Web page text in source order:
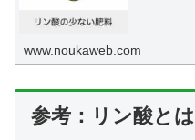
www.noukaweb.com
参考：リン酸とは